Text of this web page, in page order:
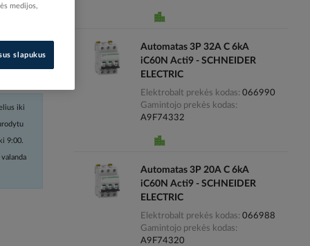
iki
9:00.
Automatas 3P 32A C 6kA
iC60N Acti9 - SCHNEIDER
ELECTRIC
Elektrobalt prekės kodas 066990
Gamintojo prekės kodas
A9F74332
Automatas 3P 20A C 6kA
iC60N Acti9 - SCHNEIDER
ELECTRIC
Elektrobalt prekės kodas 066988
Gamintojo prekės kodas
A9F74320
medijos,
slapukus